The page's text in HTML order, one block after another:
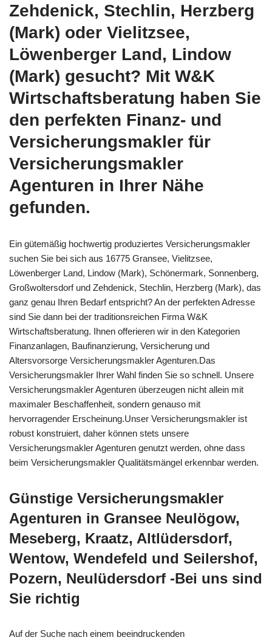
Zehdenick, Stechlin, Herzberg
(Mark) oder Vielitzsee,
Löwenberger Land, Lindow
(Mark) gesucht? Mit W&K
Wirtschaftsberatung haben Sie
den perfekten Finanz- und
Versicherungsmakler für
Versicherungsmakler
Agenturen in Ihrer Nähe
gefunden.
Ein gütemäßig hochwertig produziertes Versicherungsmakler
suchen Sie bei sich aus 16775 Gransee, Vielitzsee,
Löwenberger Land, Lindow (Mark), Schönermark, Sonnenberg,
Großwoltersdorf und Zehdenick, Stechlin, Herzberg (Mark), das
ganz genau Ihren Bedarf entspricht? An der perfekten Adresse
sind Sie dann bei der traditionsreichen Firma W&K
Wirtschaftsberatung. Ihnen offerieren wir in den Kategorien
Finanzanlagen, Baufinanzierung, Versicherung und
Altersvorsorge Versicherungsmakler Agenturen.Das
Versicherungsmakler Ihrer Wahl finden Sie so schnell. Unsere
Versicherungsmakler Agenturen überzeugen nicht allein mit
maximaler Beschaffenheit, sondern genauso mit
hervorragender Erscheinung.Unser Versicherungsmakler ist
robust konstruiert, daher können stets unsere
Versicherungsmakler Agenturen genutzt werden, ohne dass
beim Versicherungsmakler Qualitätsmängel erkennbar werden.
Günstige Versicherungsmakler
Agenturen in Gransee Neulögow,
Meseberg, Kraatz, Altlüdersdorf,
Wentow, Wendefeld und Seilershof,
Pozern, Neulüdersdorf -Bei uns sind
Sie richtig
Auf der Suche nach einem beeindruckenden